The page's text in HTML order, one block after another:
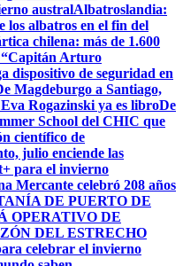
australAlbatroslandia:
los albatros en el fin del
chilena: más de 1.600
“Capitán Arturo
dispositivo de seguridad en
Magdeburgo a Santiago,
Rogazinski ya es libroDe
School del CHIC que
científico de
julio enciende las
para el invierno
Mercante celebró 208 años
DE PUERTO DE
OPERATIVO DE
DEL ESTRECHO
celebrar el invierno